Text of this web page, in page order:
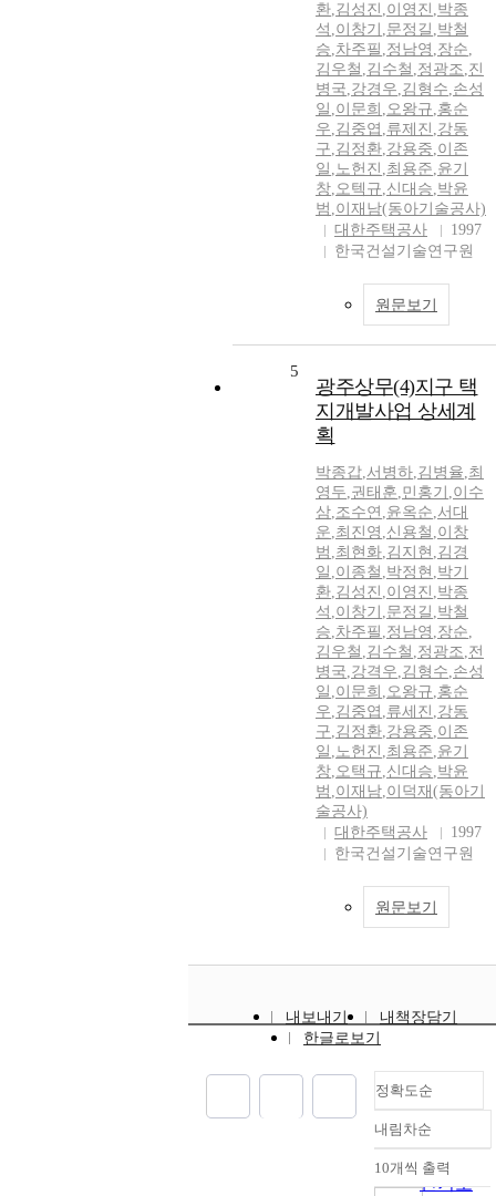
환,김성진 ,이영진 ,박종
석 ,이창기 ,문정길 ,박철
승,차주필 ,정남영 ,장순,
김우철 ,김수철 ,정광조,진
병국,강경우,김형수,손성
일 ,이문희 ,오왕규,홍순
우,김중엽 ,류제진 ,강동
구,김정환,강용중,이존
일 ,노헌진 ,최용준,윤기
창,오텍규,신대승,박윤
범 ,이재남(동아기술공사)
대한주택공사
1997
한국건설기술연구원
원문보기
5
광주상무(4)지구 택
지개발사업 상세계
획
박종갑,서병하,김병율,최
영두,권태훈,민홍기 ,이수
삼,조수연 ,윤옥순,서대
운,최진영 ,신용철 ,이창
범 ,최현화,김지현 ,김경
일 ,이종철 ,박정현 ,박기
환,김성진 ,이영진 ,박종
석 ,이창기 ,문정길 ,박철
승,차주필 ,정남영 ,장순,
김우철 ,김수철 ,정광조,전
병국,강격우,김형수,손성
일 ,이문희 ,오왕규,홍순
우,김중엽 ,류세진 ,강동
구,김정환,강용중,이존
일 ,노헌진 ,최용준,윤기
창,오택규,신대승,박윤
범 ,이재남,이덕재(동아기
술공사)
대한주택공사
1997
한국건설기술연구원
원문보기
내보내기
내책장담기
한글로보기
정확도순
정확도
순
인기도
내림차순
내림차순
10개씩 출력